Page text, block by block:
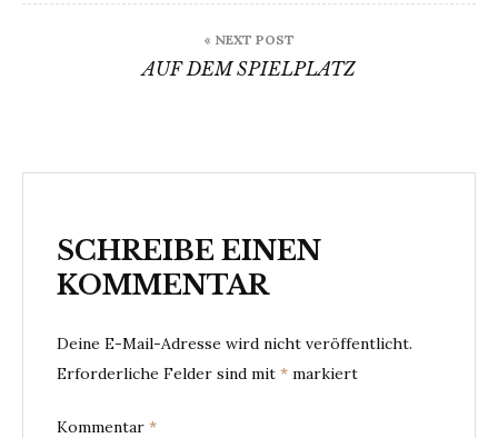
« NEXT POST
AUF DEM SPIELPLATZ
SCHREIBE EINEN
KOMMENTAR
Deine E-Mail-Adresse wird nicht veröffentlicht.
Erforderliche Felder sind mit * markiert
Kommentar *